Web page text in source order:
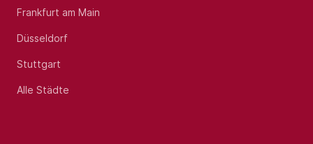
Frankfurt am Main
Düsseldorf
Stuttgart
Alle Städte